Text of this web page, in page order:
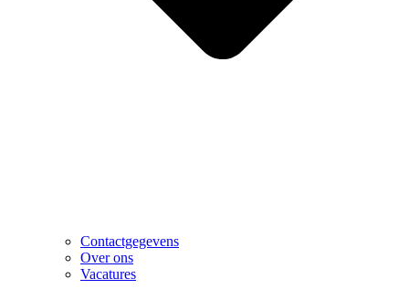
Contactgegevens
Over ons
Vacatures